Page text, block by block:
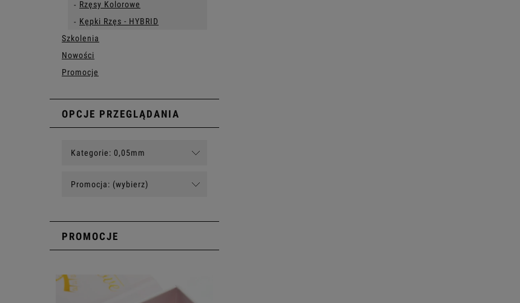
Rzęsy Kolorowe
Kępki Rzęs - HYBRID
Szkolenia
Nowości
Promocje
OPCJE PRZEGLĄDANIA
Kategorie: 0,05mm
Promocja: (wybierz)
PROMOCJE